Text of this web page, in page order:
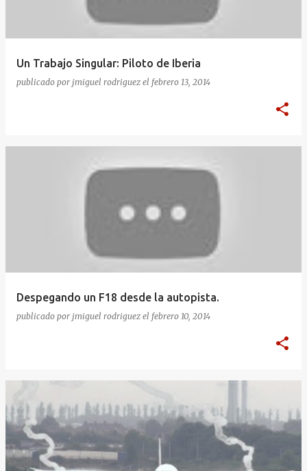
Un Trabajo Singular: Piloto de Iberia
publicado por jmiguel rodriguez el febrero 13, 2014
Despegando un F18 desde la autopista.
publicado por jmiguel rodriguez el febrero 10, 2014